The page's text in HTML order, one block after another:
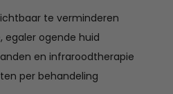
te verminderen
egaler ogende huid
en infraroodtherapie
per behandeling